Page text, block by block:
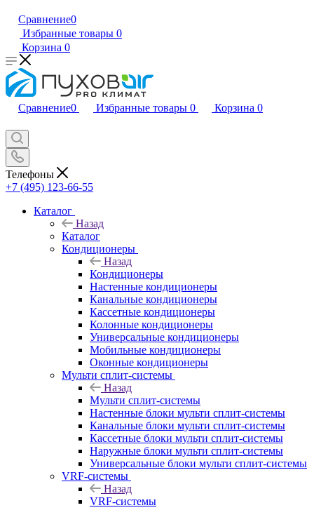
Сравнение0
Избранные товары 0
Корзина 0
Сравнение0 Избранные товары 0 Корзина 0
Телефоны
+7 (495) 123-66-55
Каталог
Назад
Каталог
Кондиционеры
Назад
Кондиционеры
Настенные кондиционеры
Канальные кондиционеры
Кассетные кондиционеры
Колонные кондиционеры
Универсальные кондиционеры
Мобильные кондиционеры
Оконные кондиционеры
Мульти сплит-системы
Назад
Мульти сплит-системы
Настенные блоки мульти сплит-системы
Канальные блоки мульти сплит-системы
Кассетные блоки мульти сплит-системы
Наружные блоки мульти сплит-системы
Универсальные блоки мульти сплит-системы
VRF-системы
Назад
VRF-системы